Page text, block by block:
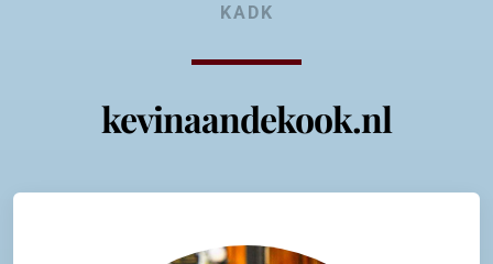
KADK
kevinaandekook.nl